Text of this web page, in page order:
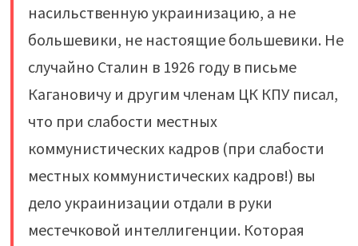
насильственную украинизацию, а не
большевики, не настоящие большевики. Не
случайно Сталин в 1926 году в письме
Кагановичу и другим членам ЦК КПУ писал,
что при слабости местных
коммунистических кадров (при слабости
местных коммунистических кадров!) вы
дело украинизации отдали в руки
местечковой интеллигенции. Которая